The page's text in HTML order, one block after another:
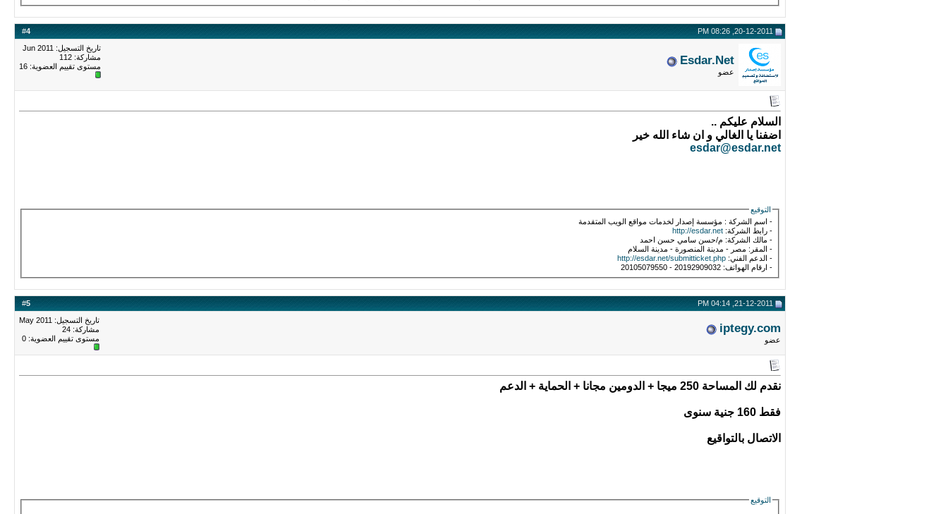
#4
Esdar.Net
عضو
تاريخ التسجيل: Jun 2011
مشاركة: 112
مستوى تقييم العضوية: 16
السلام عليكم ..
اضفنا يا الغالي و ان شاء الله خير
esdar@esdar.net
التوقيع
- اسم الشركة : مؤسسة إصدار لخدمات مواقع الويب المتقدمة
- رابط الشركة:http://esdar.net
- مالك الشركة: م/حسن سامي حسن احمد
- المقر: مصر - مدينة المنصورة - مدينة السلام
- الدعم الفني:http://esdar.net/submitticket.php
- ارقام الهواتف: 20192909032 - 20105079550
#5
iptegy.com
عضو
تاريخ التسجيل: May 2011
مشاركة: 24
مستوى تقييم العضوية: 0
نقدم لك المساحة 250 ميجا + الدومين مجانا + الحماية + الدعم
فقط 160 جنية سنوى
الاتصال بالتواقيع
التوقيع